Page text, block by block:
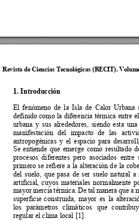
Revista de Ciencias Tecnológicas (RECIT). Volum
1. Introducción
El fenómeno de la Isla de Calor Urbana
definido como la diferencia térmica entre
urbana y sus alrededores, siendo esta una
manifestación del impacto de las
antropogénicas y el espacio para
Se entiende que emerge como resultado
procesos diferentes pero asociados entre
primero se refiere a la alteración de la cob
del suelo, que pasa de ser suelo natural a
artificial, cuyos materiales normalmente
mayor inercia térmica. De tal manera que a
superficie construida, mayor es la
los parámetros climáticos que contribuy
regular el clima local [1].